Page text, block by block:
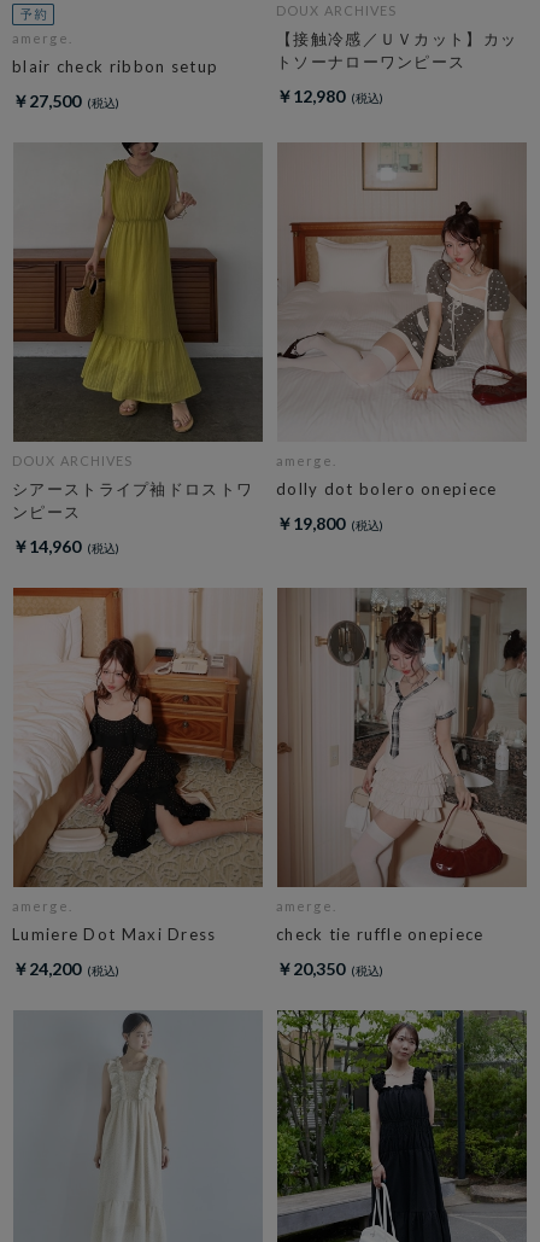
amerge.
blair check ribbon setup
￥27,500
DOUX ARCHIVES
【接触冷感／ＵＶカット】カッ
トソーナローワンピース
￥12,980
DOUX ARCHIVES
シアーストライプ袖ドロストワ
ンピース
￥14,960
amerge.
dolly dot bolero onepiece
￥19,800
amerge.
Lumiere Dot Maxi Dress
￥24,200
amerge.
check tie ruffle onepiece
￥20,350